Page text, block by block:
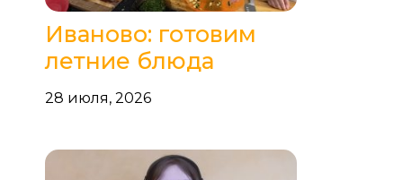
Иваново: готовим
летние блюда
28 июля, 2026